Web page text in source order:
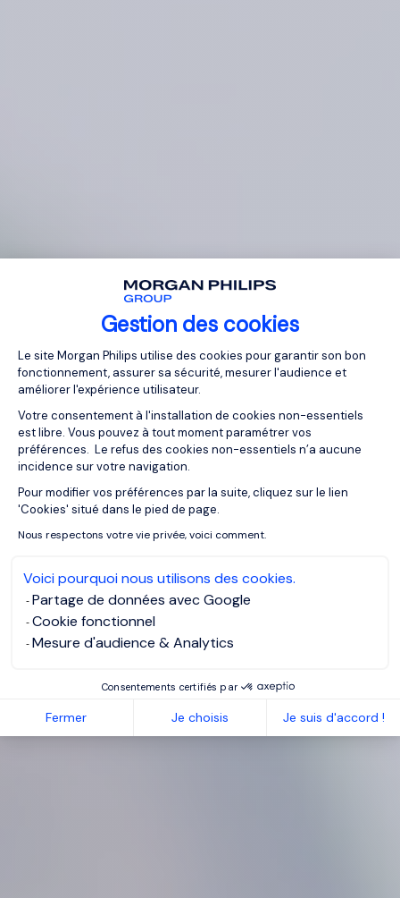
Gestion des cookies
Plateforme de Gestion du
Le site Morgan Philips utilise des cookies pour garantir son bon
fonctionnement, assurer sa sécurité, mesurer l'audience et
améliorer l'expérience utilisateur.
Votre consentement à l'installation de cookies non-essentiels
est libre. Vous pouvez à tout moment paramétrer vos
préférences. Le refus des cookies non-essentiels n’a aucune
incidence sur votre navigation.
Pour modifier vos préférences par la suite, cliquez sur le lien
'Cookies' situé dans le pied de page.
Nous respectons votre vie privée, voici comment.
Voici pourquoi nous utilisons des cookies.
Partage de données avec Google
Cookie fonctionnel
Mesure d'audience & Analytics
Consentements certifiés par
Fermer Je choisis Je suis d'accord !
Axeptio consent